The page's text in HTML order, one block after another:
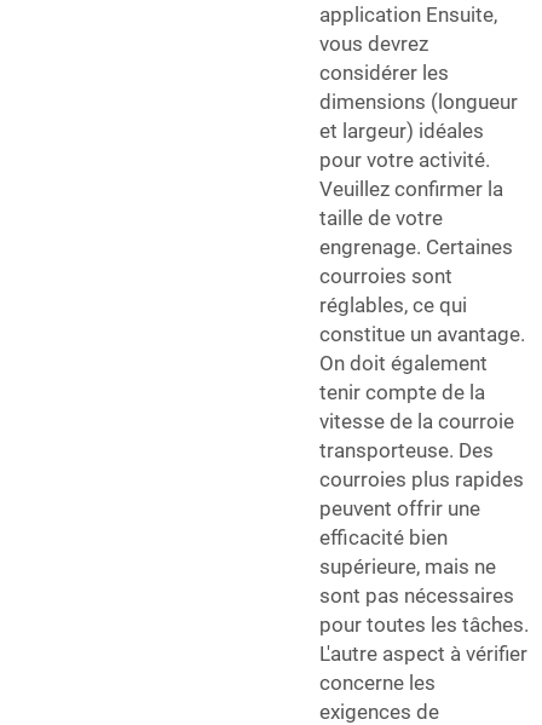
application Ensuite,
vous devrez
considérer les
dimensions (longueur
et largeur) idéales
pour votre activité.
Veuillez confirmer la
taille de votre
engrenage. Certaines
courroies sont
réglables, ce qui
constitue un avantage.
On doit également
tenir compte de la
vitesse de la courroie
transporteuse. Des
courroies plus rapides
peuvent offrir une
efficacité bien
supérieure, mais ne
sont pas nécessaires
pour toutes les tâches.
L'autre aspect à vérifier
concerne les
exigences de